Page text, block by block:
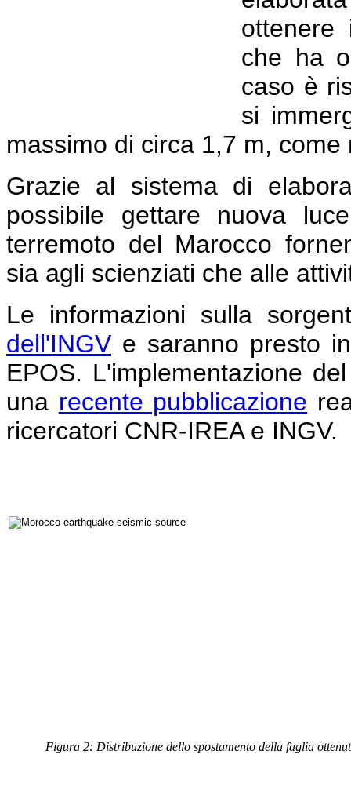
ottenere
che ha
caso è
si
massimo di circa 1,7 m,
Grazie al sistema di
possibile gettare nuova
terremoto del Marocco
sia agli scienziati che alle
Le informazioni sulla
dell'INGV e saranno presto
EPOS. L'implementazione
una recente pubblicazione
ricercatori CNR-IREA e INGV.
Figura 2: Distribuzione dello spostamento della faglia